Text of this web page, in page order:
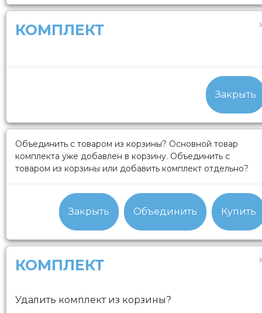
КОМПЛЕКТ
Закрыть
Объединить с товаром из корзины? Основной товар
комплекта уже добавлен в корзину. Объединить с
товаром из корзины или добавить комплект отдельно?
Закрыть Объединить Купить
КОМПЛЕКТ
Удалить комплект из корзины?